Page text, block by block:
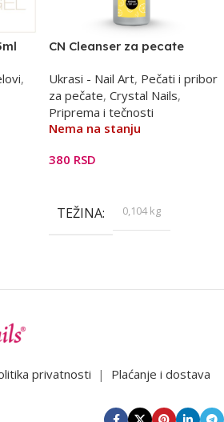
,
CN Cleanser za pecate
Ukrasi - Nail Art, Pečati i pribor
za pečate, Crystal Nails,
Priprema i tečnosti
Nema na stanju
380 RSD
TEŽINA 0,104 kg
privatnosti | Plaćanje i dostava